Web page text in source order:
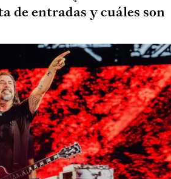
de entradas y cuáles son